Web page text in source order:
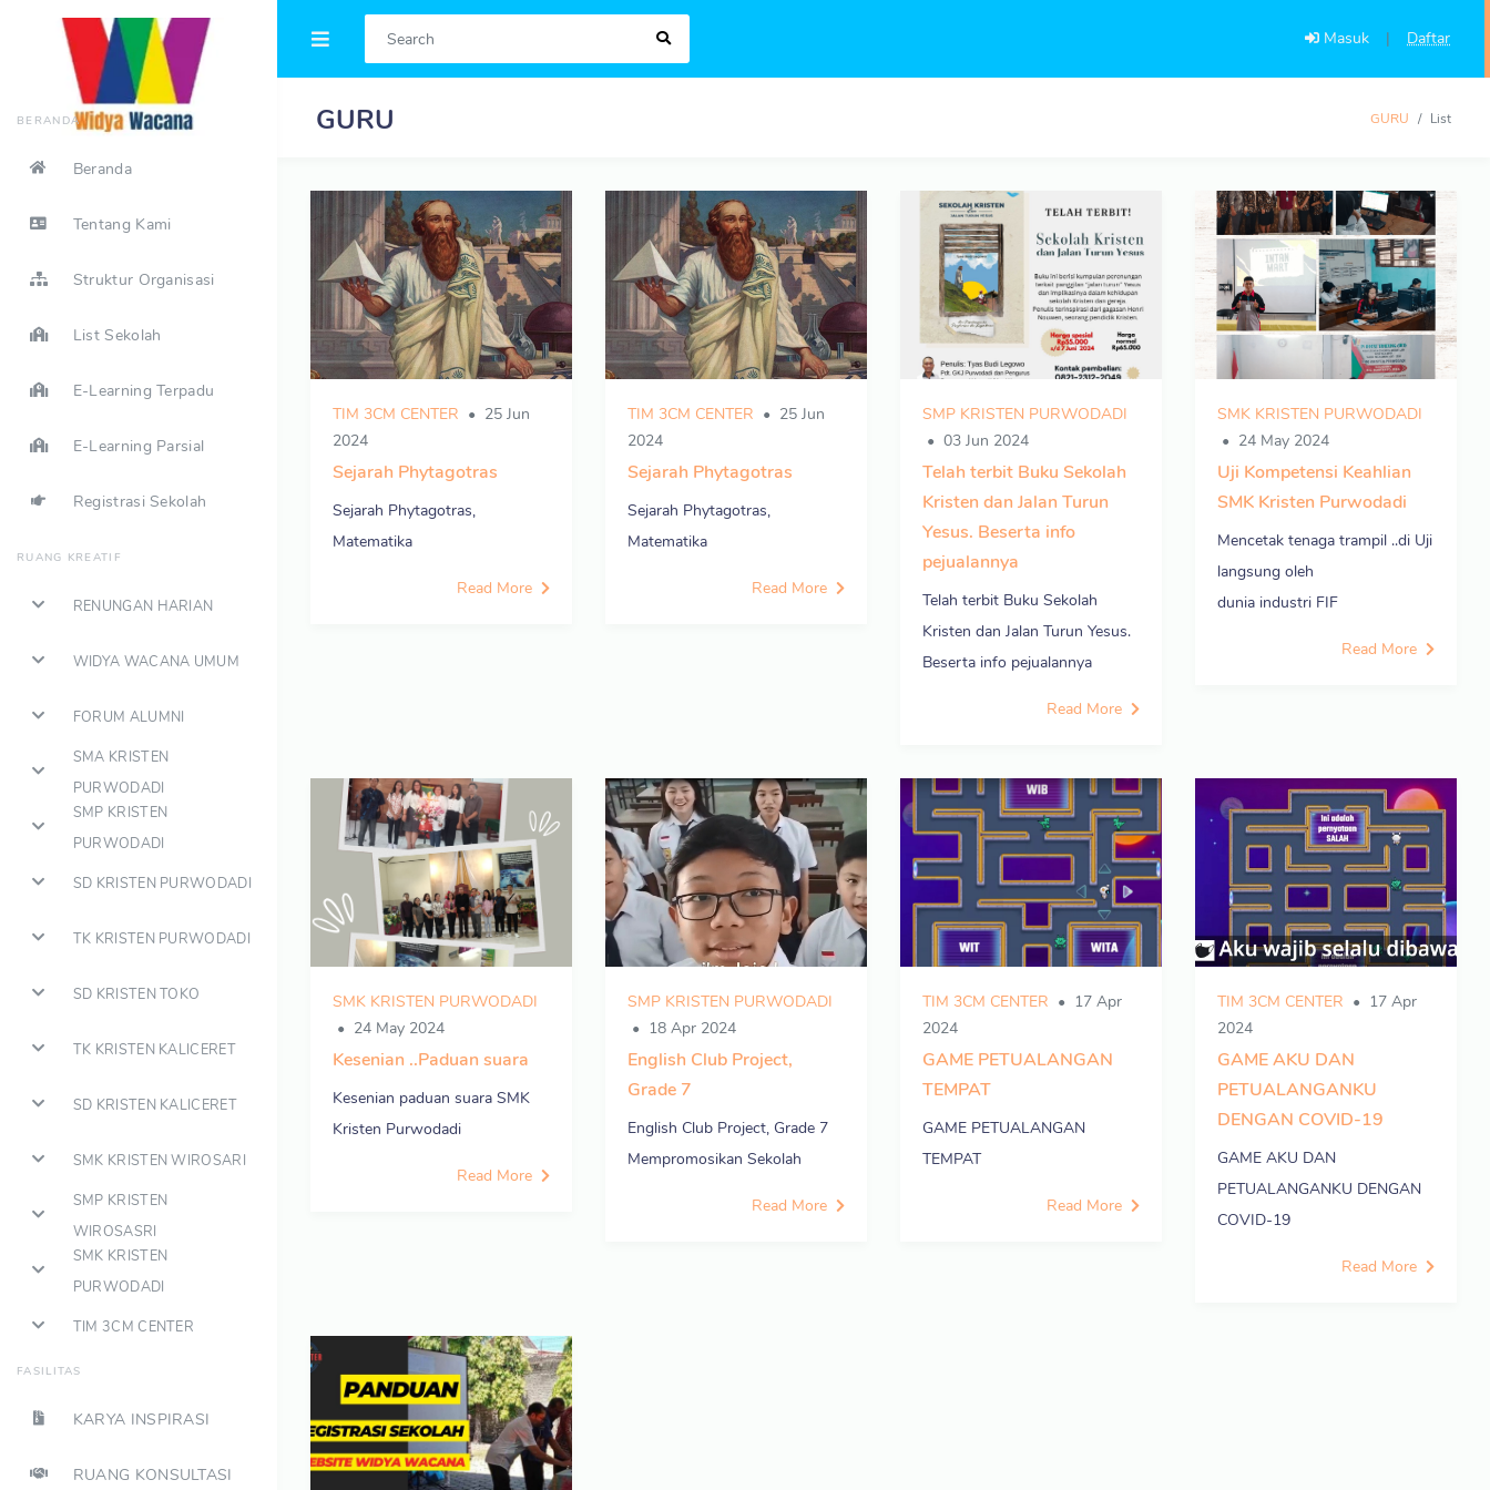
Masuk | Daftar
BERANDA
Beranda
Tentang Kami
Struktur Organisasi
List Sekolah
E-Learning Terpadu
E-Learning Parsial
Registrasi Sekolah
RUANG KREATIF
RENUNGAN HARIAN
WIDYA WACANA UMUM
FORUM ALUMNI
SMA KRISTEN
PURWODADI
SMP KRISTEN
PURWODADI
SD KRISTEN PURWODADI
TK KRISTEN PURWODADI
SD KRISTEN TOKO
TK KRISTEN KALICERET
SD KRISTEN KALICERET
SMK KRISTEN WIROSARI
SMP KRISTEN
WIROSASRI
SMK KRISTEN
PURWODADI
TIM 3CM CENTER
FASILITAS
KARYA INSPIRASI
RUANG KONSULTASI
GURU GURU List
TIM 3CM CENTER
25 Jun
2024
Sejarah Phytagotras
Sejarah Phytagotras,
Matematika
Read More
TIM 3CM CENTER
25 Jun
2024
Sejarah Phytagotras
Sejarah Phytagotras,
Matematika
Read More
SMP KRISTEN PURWODADI
03 Jun 2024
Telah terbit Buku Sekolah
Kristen dan Jalan Turun
Yesus. Beserta info
pejualannya
Telah terbit Buku Sekolah
Kristen dan Jalan Turun Yesus.
Beserta info pejualannya
Read More
SMK KRISTEN PURWODADI
24 May 2024
Uji Kompetensi Keahlian
SMK Kristen Purwodadi
Mencetak tenaga trampil ..di Uji
langsung oleh
dunia industri FIF
Read More
SMK KRISTEN PURWODADI
24 May 2024
Kesenian ..Paduan suara
Kesenian paduan suara SMK
Kristen Purwodadi
Read More
SMP KRISTEN PURWODADI
18 Apr 2024
English Club Project,
Grade 7
English Club Project, Grade 7
Mempromosikan Sekolah
Read More
TIM 3CM CENTER
17 Apr
2024
GAME PETUALANGAN
TEMPAT
GAME PETUALANGAN
TEMPAT
Read More
TIM 3CM CENTER
17 Apr
2024
GAME AKU DAN
PETUALANGANKU
DENGAN COVID-19
GAME AKU DAN
PETUALANGANKU DENGAN
COVID-19
Read More